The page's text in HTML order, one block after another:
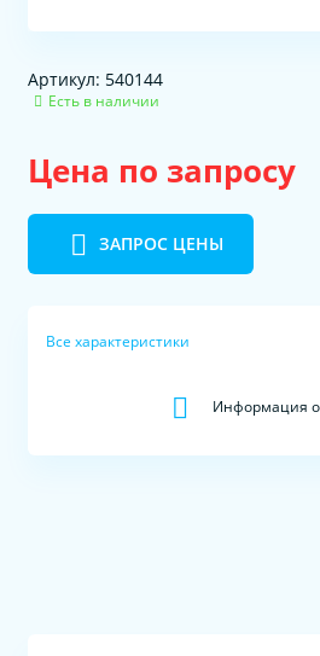
Артикул: 540144
Есть в наличии
Цена по запросу
ЗАПРОС ЦЕНЫ
Все характеристики
Информация о